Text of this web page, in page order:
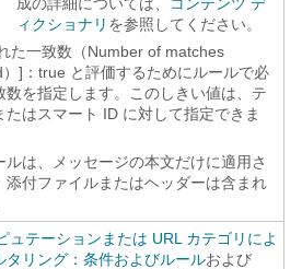
ィクショナリ を参照してください。
た一致数（Number of matches
]： true と評価するためにルールで必
数を指定します。このしきい値は、テ
たはスマート ID に対して指定できま
ルは、メッセージの本文だけに適用さ
添付ファイルまたはヘッダーは含まれ
ュテーションまたは URL カテゴリによ
タリング：条件およびルールおよび